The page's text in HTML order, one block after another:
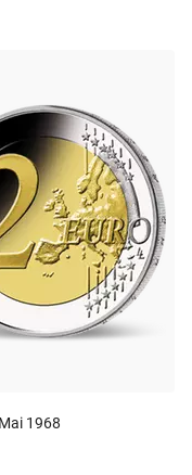
1968